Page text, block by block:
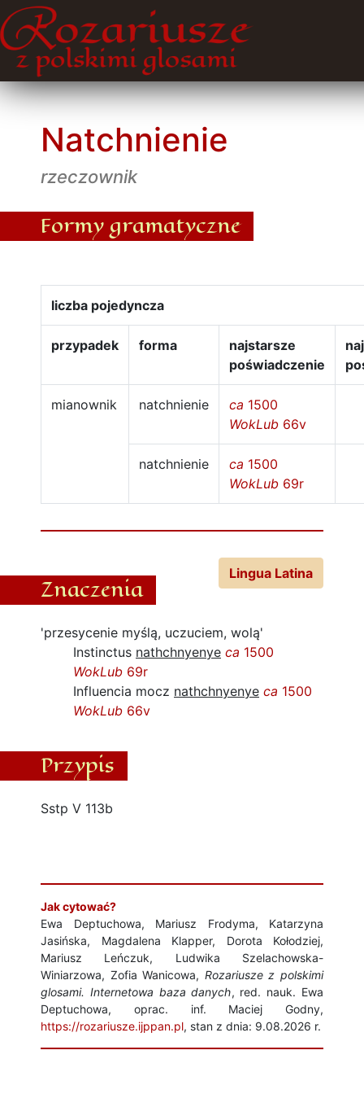
Natchnienie
rzeczownik
Formy gramatyczne
liczba pojedyncza
przypadek forma
najstarsze
poświadczenie
mianownik natchnienie ca 1500
WokLub 66v
natchnienie ca 1500
WokLub 69r
Znaczenia
Lingua Latina
'przesycenie myślą, uczuciem, wolą'
Instinctus nathchnyenye ca 1500
WokLub 69r
Influencia mocz nathchnyenye ca 1500
WokLub 66v
Przypis
Sstp V 113b
Jak cytować?
Ewa Deptuchowa, Mariusz Frodyma, Katarzyna
Jasińska, Magdalena Klapper, Dorota Kołodziej,
Mariusz Leńczuk, Ludwika Szelachowska-
Winiarzowa, Zofia Wanicowa, Rozariusze z polskimi
glosami. Internetowa baza danych, red. nauk. Ewa
Deptuchowa, oprac. inf. Maciej Godny,
https://rozariusze.ijppan.pl, stan z dnia: 9.08.2026 r.